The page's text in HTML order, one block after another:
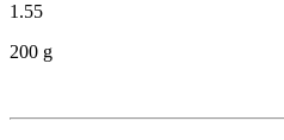
1.55
200 g